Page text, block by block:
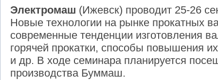
Электромаш (Ижевск) проводит 25-26
Новые технологии на рынке прокатных
современные тенденции изготовления
горячей прокатки, способы повышения
и др. В ходе семинара планируется
производства Буммаш.